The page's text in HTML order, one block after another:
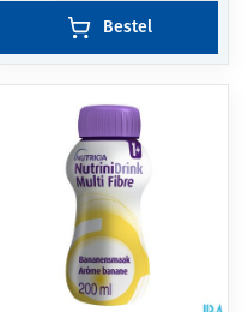
Bestel